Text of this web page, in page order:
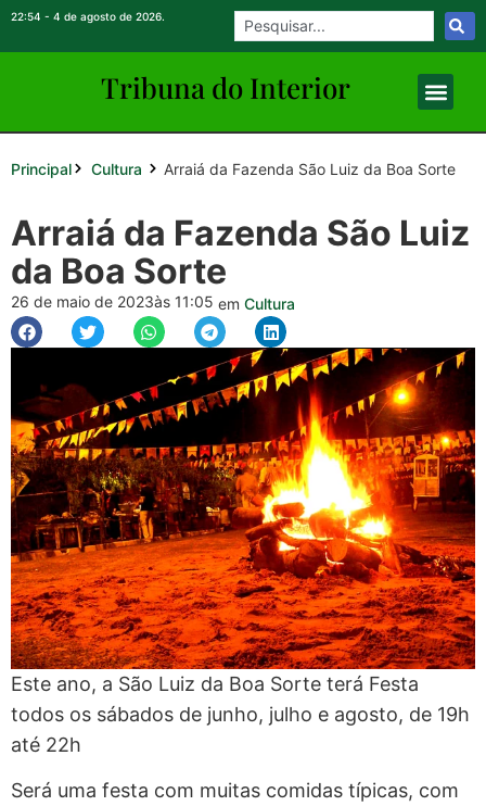
22:54 - 4 de agosto de 2026.
Tribuna do Interior
Principal Cultura Arraiá da Fazenda São Luiz da Boa Sorte
Arraiá da Fazenda São Luiz
da Boa Sorte
26 de maio de 2023às 11:05 em Cultura
Este ano, a São Luiz da Boa Sorte terá Festa
todos os sábados de junho, julho e agosto, de 19h
até 22h
Será uma festa com muitas comidas típicas, com